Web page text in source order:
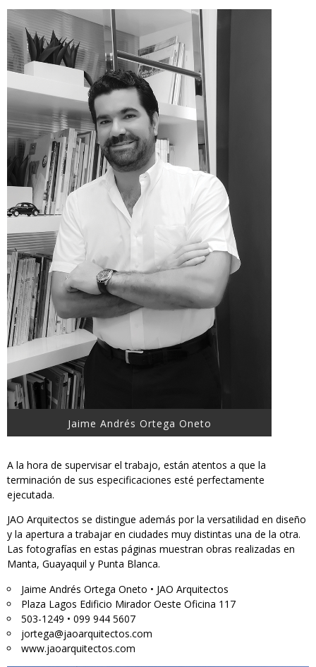
Jaime Andrés Ortega Oneto
A la hora de supervisar el trabajo, están atentos a que la
terminación de sus especificaciones esté perfectamente
ejecutada.
JAO Arquitectos se distingue además por la versatilidad en diseño
y la apertura a trabajar en ciudades muy distintas una de la otra.
Las fotografías en estas páginas muestran obras realizadas en
Manta, Guayaquil y Punta Blanca.
Jaime Andrés Ortega Oneto • JAO Arquitectos
Plaza Lagos Edificio Mirador Oeste Oficina 117
503-1249 • 099 944 5607
jortega@jaoarquitectos.com
www.jaoarquitectos.com